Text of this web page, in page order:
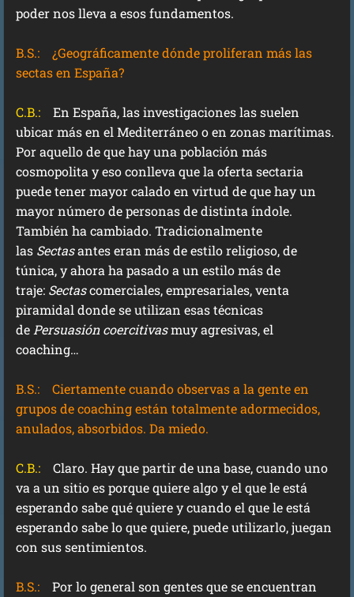
poder nos lleva a esos fundamentos.
B.S.:
¿Geográficamente dónde proliferan más las
sectas en España?
C.B.: En España, las investigaciones las suelen
ubicar más en el Mediterráneo o en zonas marítimas.
Por aquello de que hay una población más
cosmopolita y eso conlleva que la oferta sectaria
puede tener mayor calado en virtud de que hay un
mayor número de personas de distinta índole.
También ha cambiado. Tradicionalmente
las Sectasantes eran más de estilo religioso, de
túnica, y ahora ha pasado a un estilo más de
traje: Sectascomerciales, empresariales, venta
piramidal donde se utilizan esas técnicas
de Persuasión coercitivasmuy agresivas, el
coaching…
B.S.:
Ciertamente cuando observas a la gente en
grupos de coaching están totalmente adormecidos,
anulados, absorbidos. Da miedo.
C.B.:
Claro. Hay que partir de una base, cuando uno
va a un sitio es porque quiere algo y el que le está
esperando sabe qué quiere y cuando el que le está
esperando sabe lo que quiere, puede utilizarlo, juegan
con sus sentimientos.
B.S.: Por lo general son gentes que se encuentran